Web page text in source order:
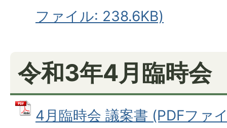
ファイル: 238.6KB)
令和3年4月臨時会
4月臨時会 議案書 (PDFファ